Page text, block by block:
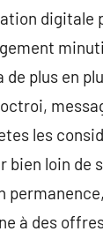
digitale
de plus en
les
loin de
à des